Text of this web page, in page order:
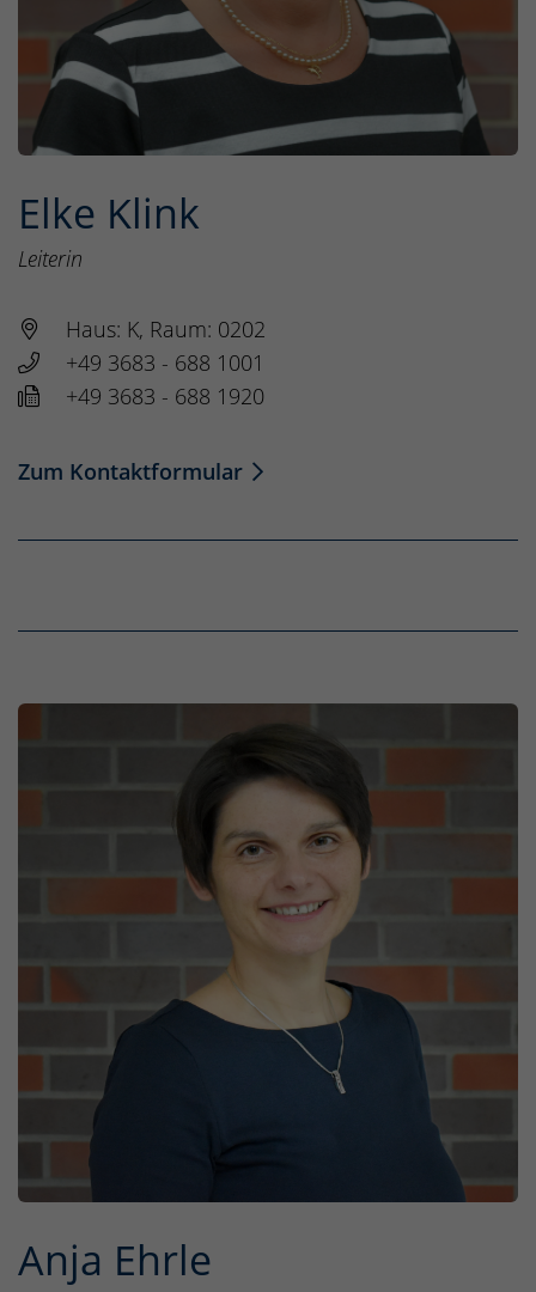
Elke Klink
Leiterin
Haus: K, Raum: 0202
+49 3683 - 688 1001
+49 3683 - 688 1920
Zum Kontaktformular
Anja Ehrle